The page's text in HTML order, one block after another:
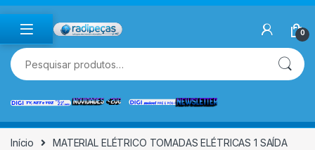
Skip to navigation
Skip to content
0
Pesquisar por:
Início MATERIAL ELÉTRICO TOMADAS ELÉTRICAS 1 SAÍDA